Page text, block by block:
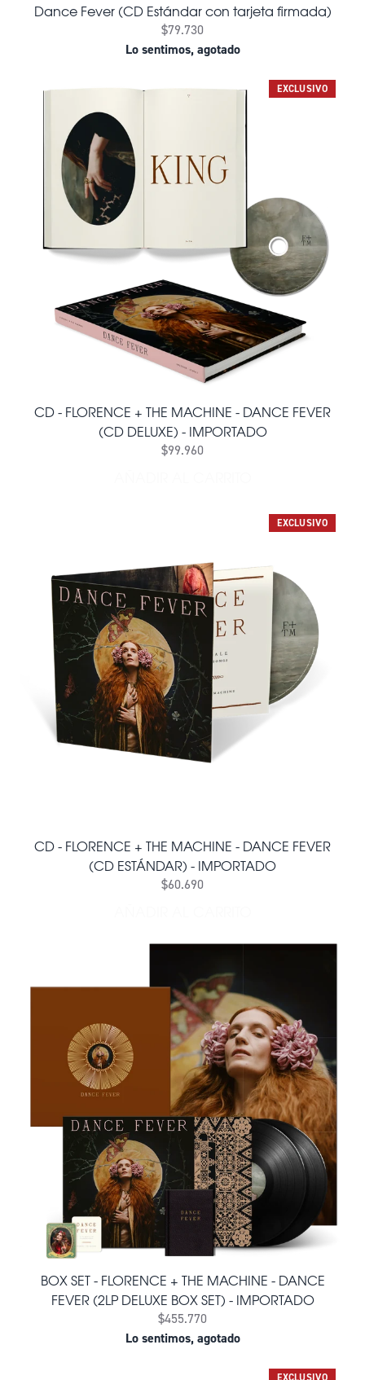
Dance Fever (CD Estándar con tarjeta firmada)
$79.730
Lo sentimos, agotado
EXCLUSIVO
CD - FLORENCE + THE MACHINE - DANCE FEVER
(CD DELUXE) - IMPORTADO
$99.960
EXCLUSIVO
CD - FLORENCE + THE MACHINE - DANCE FEVER
(CD ESTÁNDAR) - IMPORTADO
$60.690
BOX SET - FLORENCE + THE MACHINE - DANCE
FEVER (2LP DELUXE BOX SET) - IMPORTADO
$455.770
Lo sentimos, agotado